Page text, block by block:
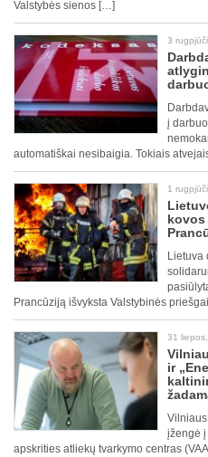
Valstybės sienos […]
3
į
automatiškai nesibaigia. Tokiais
1
kovos
Lietuva
Prancūziją išvyksta Valstybinės
31
ir
įžengė
apskrities atliekų tvarkymo centras